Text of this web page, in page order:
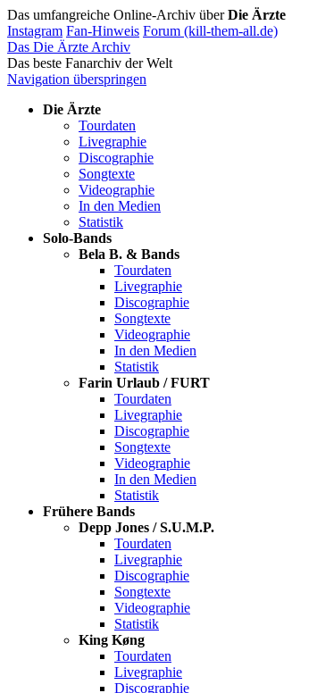
Das umfangreiche Online-Archiv überDie Ärzte
Instagram Fan-Hinweis Forum (kill-them-all.de)
Das Die Ärzte Archiv
Das beste Fanarchiv der Welt
Navigation überspringen
Die Ärzte
Tourdaten
Livegraphie
Discographie
Songtexte
Videographie
In den Medien
Statistik
Solo-Bands
Bela B. & Bands
Tourdaten
Livegraphie
Discographie
Songtexte
Videographie
In den Medien
Statistik
Farin Urlaub / FURT
Tourdaten
Livegraphie
Discographie
Songtexte
Videographie
In den Medien
Statistik
Frühere Bands
Depp Jones / S.U.M.P.
Tourdaten
Livegraphie
Discographie
Songtexte
Videographie
Statistik
King Køng
Tourdaten
Livegraphie
Discographie